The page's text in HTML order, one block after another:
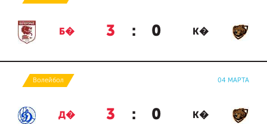
Б� 3 : 0 К�
Волейбол 04 МАРТА
Д� 3 : 0 К�